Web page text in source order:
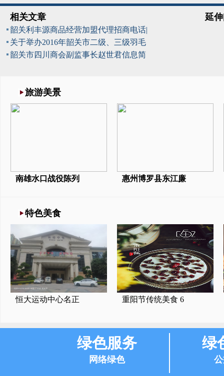
相关文章
韶关利丰源商品经营加盟代理招商电话|
关于举办2016年韶关市二级、三级羽毛
韶关市四川商会副监事长赵世君信息简
延
旅游美景
南雄水口战役陈列 惠州博罗县东江廉
特色美食
恒大运动中心名正 重阳节传统美食 6
绿色服务
网络绿色
绿